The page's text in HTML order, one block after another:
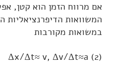
אם מרווח הזמן הוא קטן,
המשוואות הדיפרנציאליות
במשואות מקורבות
(2)
Δx/Δt≈ v, Δv/Δt≈a